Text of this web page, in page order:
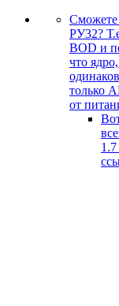
Сможете
РУ32?
BOD и
что
только
от